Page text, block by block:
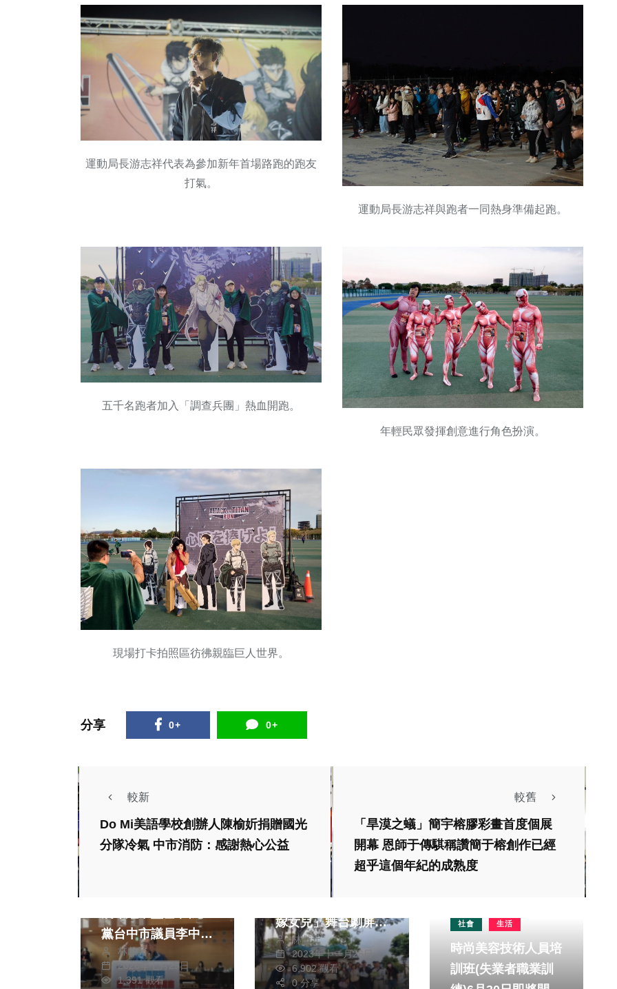
運動局長游志祥代表為參加新年首場路跑的跑友
打氣。
運動局長游志祥與跑者一同熱身準備起跑。
五千名跑者加入「調查兵團」熱血開跑。
年輕民眾發揮創意進行角色扮演。
現場打卡拍照區彷彿親臨巨人世界。
分享 0+ 0+
較新
Do Mi美語學校創辦人陳榆妡捐贈國光
分隊冷氣 中市消防：感謝熱心公益
較舊
「旱漠之蟻」簡宇榕膠彩畫首度個展
開幕 恩師于傳騏稱讚簡于榕創作已經
超乎這個年紀的成熟度
政治 生活
黨台中市議員李中和
民進黨台中市議員蔡
耀頡均建議發展第二
林獻元
2026年七月29日
1,391 觀看
文化魅力人氣爆棚
「家有囍事–王村長
嫁女兒」舞台劇屏東
演出林獻元
2023年十一月26日
6,902 觀看
0 分享
社會 生活
時尚美容技術人員培
訓班(失業者職業訓